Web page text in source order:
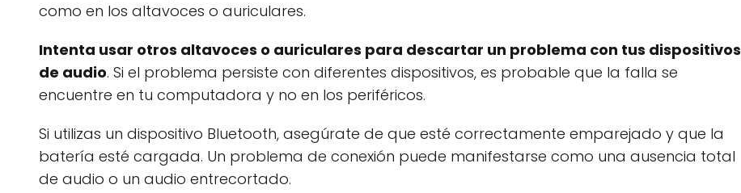
como en los altavoces o auriculares.
Intenta usar otros altavoces o auriculares para descartar un problema con tus dispositivos
de audio. Si el problema persiste con diferentes dispositivos, es probable que la falla se
encuentre en tu computadora y no en los periféricos.
Si utilizas un dispositivo Bluetooth, asegúrate de que esté correctamente emparejado y que la
batería esté cargada. Un problema de conexión puede manifestarse como una ausencia total
de audio o un audio entrecortado.